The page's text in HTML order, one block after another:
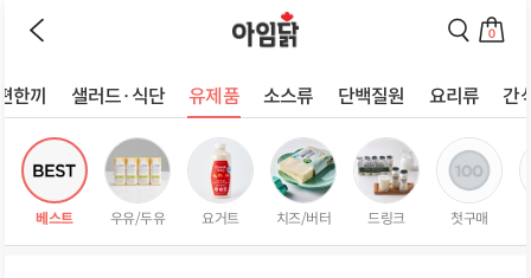
전
지
로
동
하
기
색
지
동
하
기
0
바
로
이
동
하
기
한끼 샐러드·식단 유제품 소스류 단백질원 요리류
간
리
베스트 우유/두유 요거트 치즈/버터 드링크 첫구매